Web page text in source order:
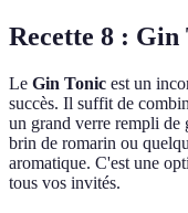
Recette 8 : Gin
Le Gin Tonic est un
succès. Il suffit de
un grand verre rempli de
brin de romarin ou
aromatique. C'est une
tous vos invités.